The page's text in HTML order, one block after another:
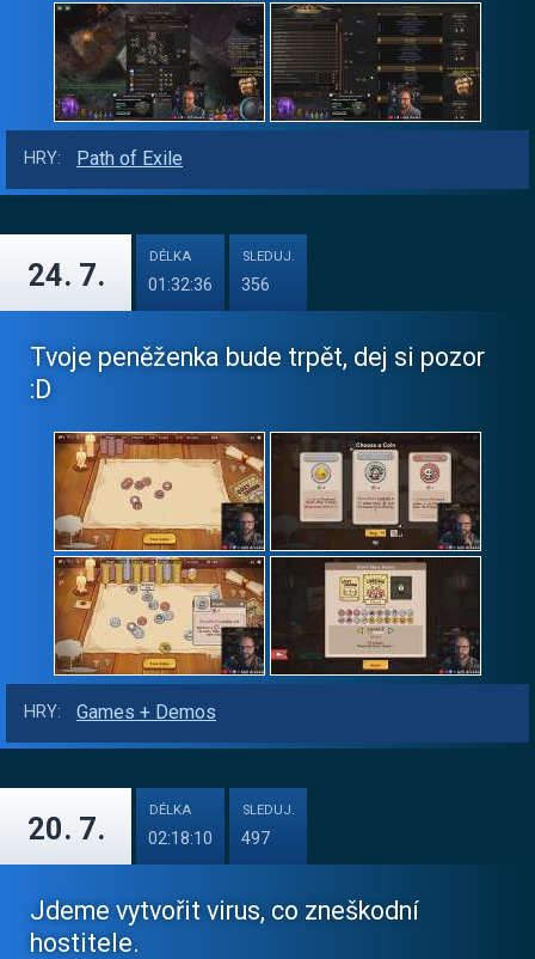
HRY: Path of Exile
24. 7.
DÉLKA
01:32:36
SLEDUJ.
356
Tvoje peněženka bude trpět, dej si pozor
:D
HRY: Games + Demos
20. 7.
DÉLKA
02:18:10
SLEDUJ.
497
Jdeme vytvořit virus, co zneškodní
hostitele.